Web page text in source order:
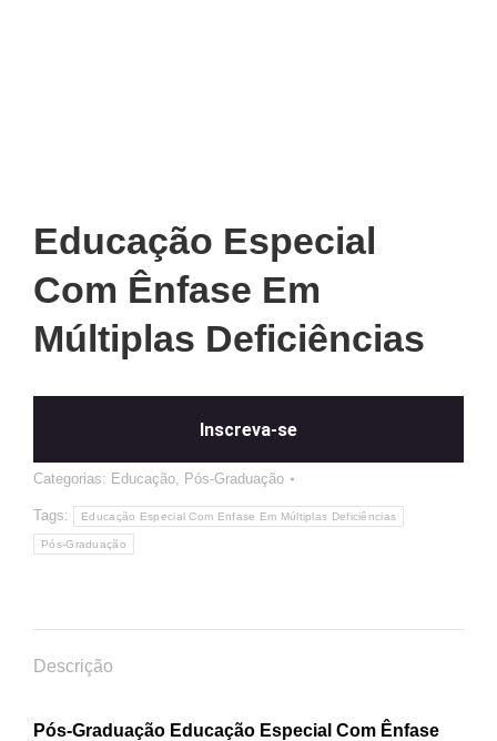
Educação Especial
Com Ênfase Em
Múltiplas Deficiências
Inscreva-se
Categorias: Educação, Pós-Graduação
Tags: Educação Especial Com Enfase Em Múltiplas Deficiências
Pós-Graduação
Descrição
Pós-Graduação Educação Especial Com Ênfase